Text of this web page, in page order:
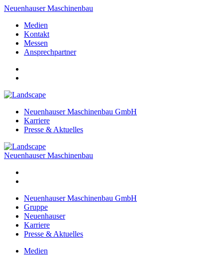
Neuenhauser Maschinenbau
Medien
Kontakt
Messen
Ansprechpartner
Neuenhauser Maschinenbau GmbH
Karriere
Presse & Aktuelles
Neuenhauser Maschinenbau
Neuenhauser Maschinenbau GmbH
Gruppe
Neuenhauser
Karriere
Presse & Aktuelles
Medien